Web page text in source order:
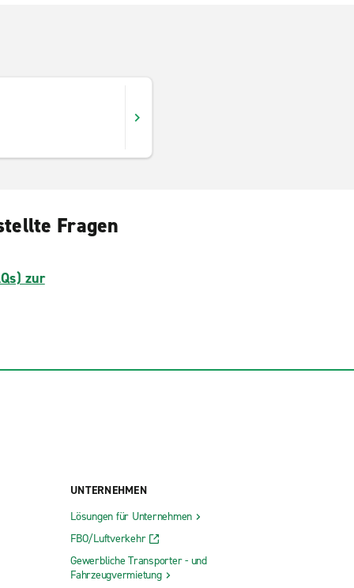
Fragen
zur
UNTERNEHMEN
Lösungen für Unternehmen
FBO/Luftverkehr
Gewerbliche Transporter - und
Fahrzeugvermietung